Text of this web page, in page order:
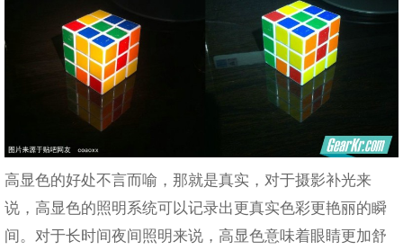
高显色的好处不言而喻，那就是真实，对于摄影补光来
说，高显色的照明系统可以记录出更真实色彩更艳丽的瞬
间。对于长时间夜间照明来说，高显色意味着眼睛更加舒